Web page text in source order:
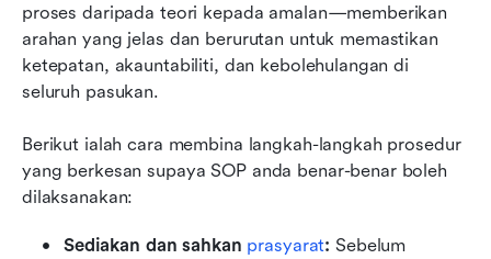
proses daripada teori kepada amalan—memberikan
arahan yang jelas dan berurutan untuk memastikan
ketepatan, akauntabiliti, dan kebolehulangan di
seluruh pasukan.
Berikut ialah cara membina langkah-langkah prosedur
yang berkesan supaya SOP anda benar-benar boleh
dilaksanakan:
Sediakan dan sahkan prasyarat: Sebelum